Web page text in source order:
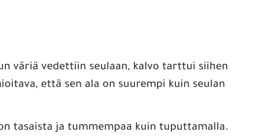
väriä vedettiin seulaan, kalvo tarttui siihen
että sen ala on suurempi kuin seulan
tasaista ja tummempaa kuin tuputtamalla.